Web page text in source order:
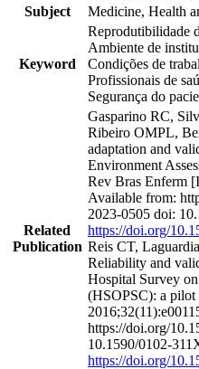
Subject
Medicine, Health
Keyword
Reprodutibilidade
Ambiente de
Condições de
Profissionais de
Segurança do
Related
Publication
Gasparino RC,
Ribeiro OMPL,
adaptation and
Environment
Rev Bras Enferm
Available from:
2023-0505 doi:
https://doi.org/
Reis CT,
Reliability and
Hospital Survey
(HSOPSC): a pilot
https://doi.org/
10.1590/0102-
https://doi.org/